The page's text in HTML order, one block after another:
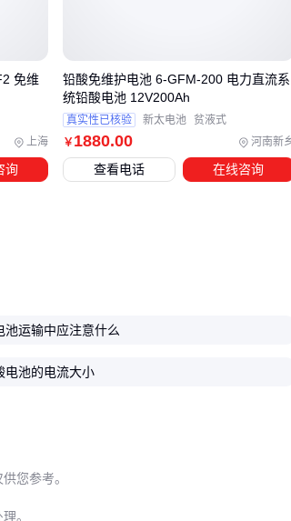
系统 和逆变器 ，才能最大化其经济性。
上海
免维
询
￥ 1880.00 河南新
铅酸免维护电池 6-GFM-200 电力直流系
统铅酸电池 12V200Ah
真实性已核验 新太电池 贫液式
查看电话 在线咨询
池运输中应注意什么
电池的电流大小
您参考。
。